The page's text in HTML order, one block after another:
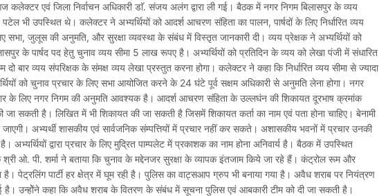
कलेक्टर एवं जिला निर्वाचन अधिकारी डाॅ. संजय अलंग द्वारा ली गई। बैठक में नगर निगम बिलासपुर के व्यय
पटेल भी उपस्थित थे। कलेक्टर ने अभ्यर्थियों को आदर्श आचरण संहिता का पालन, पार्षदों के लिए निर्धारित व्यय
सभा, जुलूस की अनुमति, और सुरक्षा व्यवस्था के संबंध में विस्तृत जानकारी दी। व्यय प्रेक्षक ने अभ्यर्थियों को
के पार्षद पद हेतु चुनाव व्यय सीमा 5 लाख रूपए है। अभ्यर्थियों को प्रतिदिन के व्यय को लेखा पंजी में संधारित
बार व्यय संपरिक्षक के संमक्ष व्यय लेखा प्रस्तुत करना होगा। कलेक्टर ने कहा कि निर्धारित व्यय सीमा से ज्यादा
को चुनाव प्रचार के लिए सभा आयोजित करने के 24 घंटे पूर्व सक्षम अधिकारी से अनुमति लेना होगा। नगर
के लिए नगर निगम की अनुमति आवश्यक है। आदर्श आचरण संहिता के उल्लघंन की शिकायत दूरभाष क्रमांक
सकती है। लिखित में भी शिकायत की जा सकती है जिसमें शिकायत कर्ता का नाम एवं पता होना चाहिए। बेनामी
जाएगी। अभ्यर्थी शासकीय एवं सार्वजनिक संम्पत्तियों में प्रचार नहीं कर सकते। अशासकीय भवनों में प्रचार उनकी
अभ्यर्थियों द्वारा प्रचार के लिए मुद्रित पाम्पलेट में प्रकाशक का नाम होना अनिवार्य है। बैठक में उपस्थित
श्री ओ. पी. शर्मा ने बताया कि चुनाव के मद्देनजर सुरक्षा के व्यापक इंतजाम किये जा रहे हैं। कंट्रोल रूम और
है। पेट्रलिंग पार्टी हर क्षेत्र में घूम रही है। पुलिस का वाट्सआप ग्रुप भी बनाया गया है। अवैध शराब पर नियंत्रण
है। उन्होेंने कहा कि अवैध शराब के वितरण के संबंध में सूचना पुलिस एवं आबकारी टीम को दी जा सकती है।